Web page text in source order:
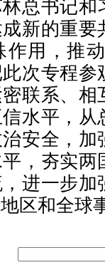
总书记
新的重
作用，推
次专程
联系、
水平，
安全，
，夯实
进一步
区和全球